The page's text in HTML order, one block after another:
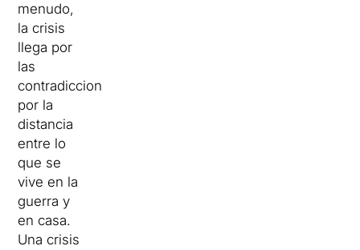
menudo,
la crisis
llega por
las
contradicciones”,
por la
distancia
entre lo
que se
vive en la
guerra y
en casa.
Una crisis